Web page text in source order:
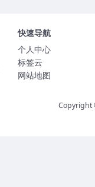
快速导航
个人中心
标签云
网站地图
Copyright